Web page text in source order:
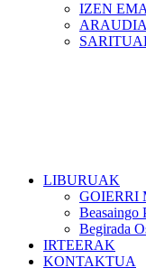
IZEN
ARAUDIA
LIBURUAK
GOIERRI
Beasaingo
Begirada
IRTEERAK
KONTAKTUA